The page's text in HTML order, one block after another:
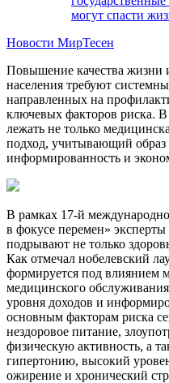
могут спасти
Новости МирТесен
Повышение качества жизни
населения требуют
направленных на
ключевых факторов риска.
лежать не только
подход, учитывающий
информированность и
В рамках 17-й
в фокусе перемен»
подрывают не только
Как отмечал нобелевский
формируется под влиянием
медицинского
уровня доходов и
основным факторам риска
нездоровое питание,
физическую активность, а
гипертонию, высокий
ожирение и хронический